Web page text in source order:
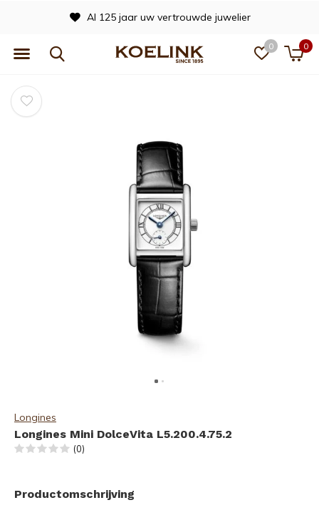
0 0
Al 125 jaar uw vertrouwde juwelier
Longines
Longines Mini DolceVita L5.200.4.75.2
(0)
Productomschrijving